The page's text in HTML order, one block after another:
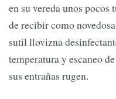
en su vereda unos pocos
de recibir como
sutil llovizna
temperatura y escaneo
sus entrañas rugen.